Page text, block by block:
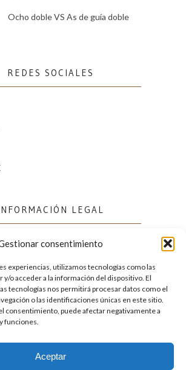
consentimiento
experiencias, utilizamos tecnologías como las
y/o acceder a la información del dispositivo. El
tecnologías nos permitirá procesar datos como el
o las identificaciones únicas en este sitio.
consentimiento, puede afectar negativamente a
funciones.
Aceptar
Ocho doble VS As de guía doble
REDES SOCIALES
LEGAL
cookies (UE)
FACEBOOK